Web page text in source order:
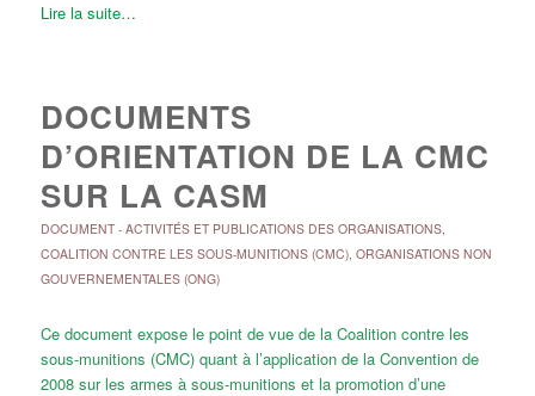
Lire la suite…
DOCUMENTS
D’ORIENTATION DE LA CMC
SUR LA CASM
DOCUMENT- ACTIVITÉS ET PUBLICATIONS DES ORGANISATIONS,
COALITION CONTRE LES SOUS-MUNITIONS (CMC), ORGANISATIONS NON
GOUVERNEMENTALES (ONG)
Ce document expose le point de vue de la Coalition contre les
sous-munitions (CMC) quant à l’application de la Convention de
2008 sur les armes à sous-munitions et la promotion d’une